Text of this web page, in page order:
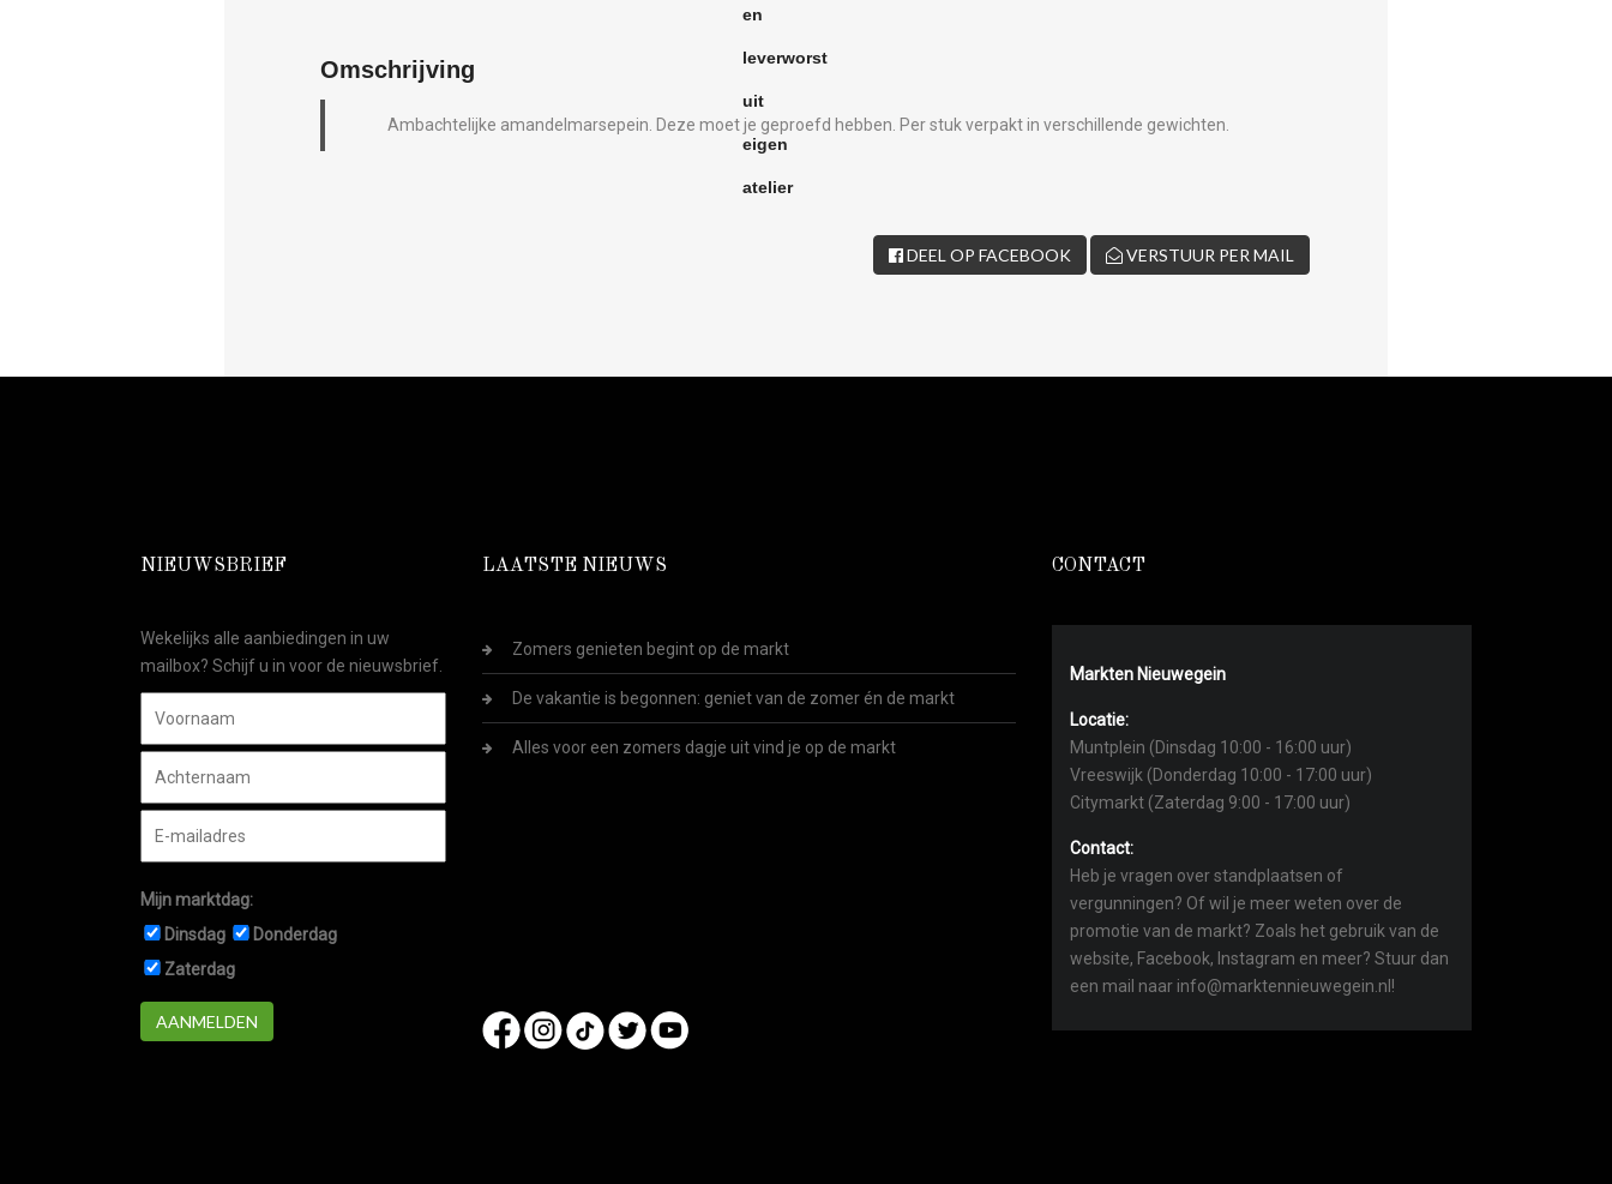
Omschrijving
Ambachtelijke amandelmarsepein. Deze moet je geproefd hebben. Per stuk verpakt in verschillende gewichten.
DEEL OP FACEBOOK VERSTUUR PER MAIL
NIEUWSBRIEF
Wekelijks alle aanbiedingen in uw
mailbox? Schijf u in voor de nieuwsbrief.
Mijn marktdag:
Dinsdag
Donderdag
Zaterdag
AANMELDEN
LAATSTE NIEUWS
Zomers genieten begint op de markt
De vakantie is begonnen: geniet van de zomer én de markt
Alles voor een zomers dagje uit vind je op de markt
CONTACT
Markten Nieuwegein
Locatie:
Muntplein (Dinsdag 10:00 - 16:00 uur)
Vreeswijk (Donderdag 10:00 - 17:00 uur)
Citymarkt (Zaterdag 9:00 - 17:00 uur)
Contact:
Heb je vragen over standplaatsen of
vergunningen? Of wil je meer weten over de
promotie van de markt? Zoals het gebruik van de
website, Facebook, Instagram en meer? Stuur dan
een mail naar info@marktennieuwegein.nl!